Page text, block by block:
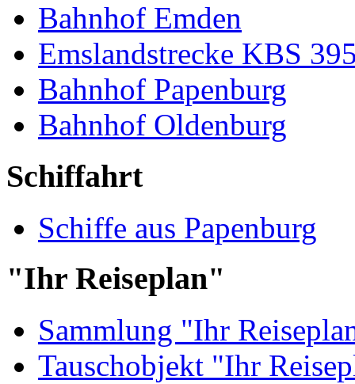
Bahnhof Emden
Emslandstrecke KBS
Bahnhof Papenburg
Bahnhof Oldenburg
Schiffahrt
Schiffe aus Papenburg
"Ihr Reiseplan"
Sammlung "Ihr
Tauschobjekt "Ihr